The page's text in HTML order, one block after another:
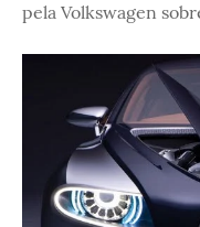
pela Volkswagen